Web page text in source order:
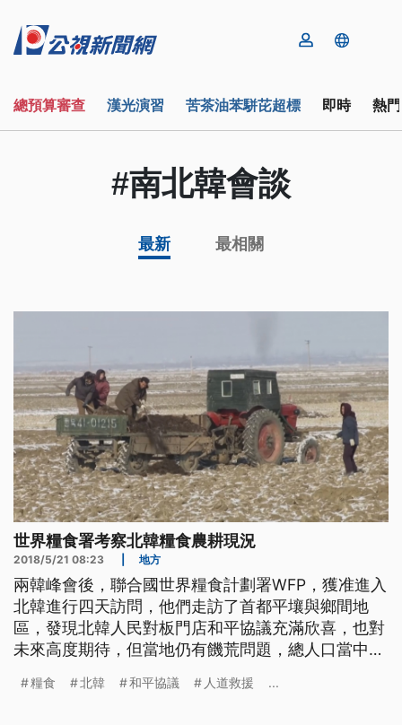
總預算審查 漢光演習 苦茶油苯駢芘超標 即時 熱
#南北韓會談
最新 最相關
世界糧食署考察北韓糧食農耕現況
2018/5/21 08:23 地方
兩韓峰會後，聯合國世界糧食計劃署WFP，獲准進入
北韓進行四天訪問，他們走訪了首都平壤與鄉間地
區，發現北韓人民對板門店和平協議充滿欣喜，也對
未來高度期待，但當地仍有饑荒問題，總人口當中有
歌載舞，可愛的模樣讓WFP世界糧食計劃署署長大衛
糧食 北韓 和平協議 人道救援 ...